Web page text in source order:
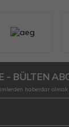
E - BÜLTEN
haberdar